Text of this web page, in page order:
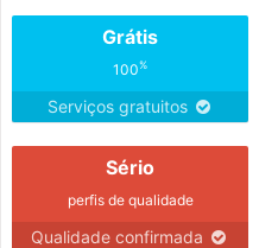
Grátis
100%
Serviços gratuitos
Sério
perfis de qualidade
Qualidade confirmada